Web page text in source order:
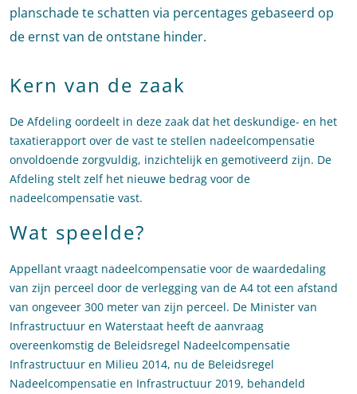
planschade te schatten via percentages gebaseerd op
de ernst van de ontstane hinder.
Kern van de zaak
De Afdeling oordeelt in deze zaak dat het deskundige- en het
taxatierapport over de vast te stellen nadeelcompensatie
onvoldoende zorgvuldig, inzichtelijk en gemotiveerd zijn. De
Afdeling stelt zelf het nieuwe bedrag voor de
nadeelcompensatie vast.
Wat speelde?
Appellant vraagt nadeelcompensatie voor de waardedaling
van zijn perceel door de verlegging van de A4 tot een afstand
van ongeveer 300 meter van zijn perceel. De Minister van
Infrastructuur en Waterstaat heeft de aanvraag
overeenkomstig de Beleidsregel Nadeelcompensatie
Infrastructuur en Milieu 2014, nu de Beleidsregel
Nadeelcompensatie en Infrastructuur 2019, behandeld